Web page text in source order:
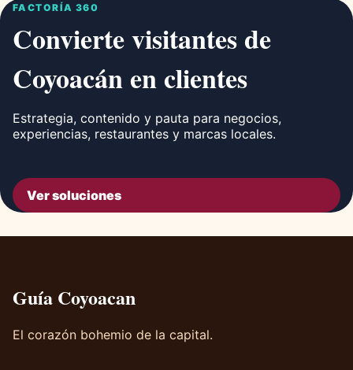
FACTORÍA 360
Convierte visitantes de
Coyoacán en clientes
Estrategia, contenido y pauta para negocios,
experiencias, restaurantes y marcas locales.
Ver soluciones
Guía Coyoacan
El corazón bohemio de la capital.